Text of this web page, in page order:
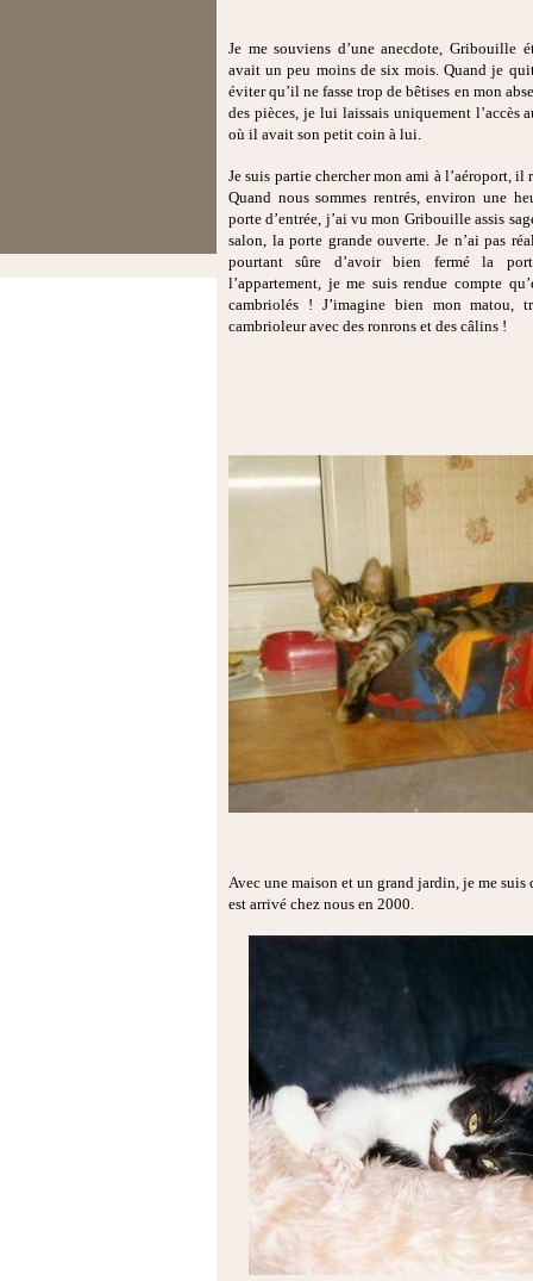
Je me souviens d’une anecdote, Gribouille
avait un peu moins de six mois. Quand je
éviter qu’il ne fasse trop de bêtises en mon
des pièces, je lui laissais uniquement l’accès
où il avait son petit coin à lui.
Je suis partie chercher mon ami à l’aéroport, il
Quand nous sommes rentrés, environ une
porte d’entrée, j’ai vu mon Gribouille assis
salon, la porte grande ouverte. Je n’ai pas
pourtant sûre d’avoir bien fermé la
l’appartement, je me suis rendue compte
cambriolés ! J’imagine bien mon matou,
cambrioleur avec des ronrons et des câlins !
Avec une maison et un grand jardin, je me
est arrivé chez nous en 2000.